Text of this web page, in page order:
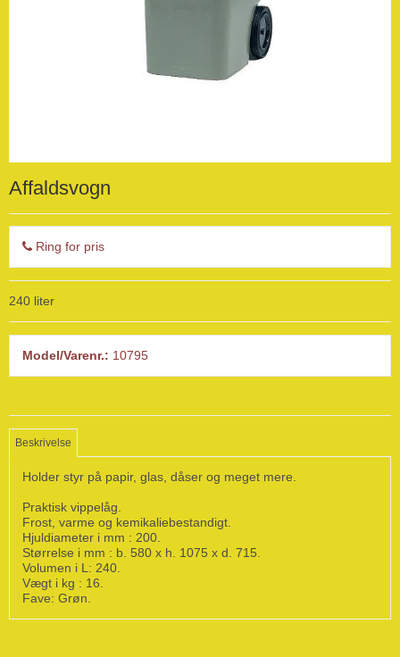
Affaldsvogn
Ring for pris
240 liter
Model/Varenr.: 10795
Beskrivelse
Holder styr på papir, glas, dåser og meget mere.
Praktisk vippelåg.
Frost, varme og kemikaliebestandigt.
Hjuldiameter i mm : 200.
Størrelse i mm : b. 580 x h. 1075 x d. 715.
Volumen i L: 240.
Vægt i kg : 16.
Fave: Grøn.